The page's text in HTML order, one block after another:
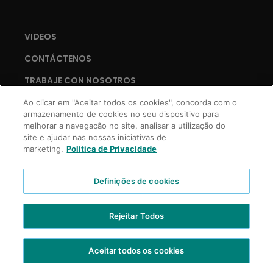
VIDEOS
CONTÁCTENOS
TRABAJE CON NOSOTROS
Copyright © 2021 Truss Professional | Todos los derechos reservados.
Desarrollo Prospecta Digital
Ao clicar em "Aceitar todos os cookies", concorda com o
armazenamento de cookies no seu dispositivo para
melhorar a navegação no site, analisar a utilização do
site e ajudar nas nossas iniciativas de
marketing. Politica de Privacidade
Definições de cookies
Rejeitar Todos
Aceitar todos os cookies